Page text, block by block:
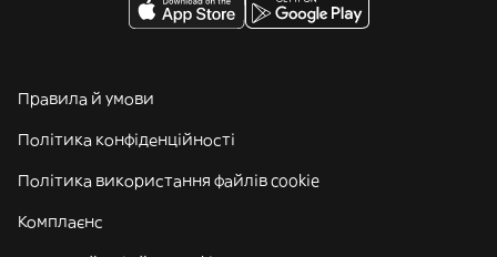
Правила й умови
Політика конфіденційності
Політика використання файлів cookie
Комплаєнс